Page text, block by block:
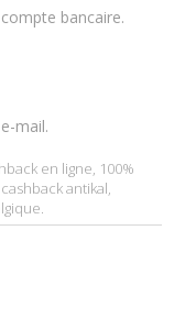
bancaire.
mail.
en ligne, 100%
cashback antikal,
.